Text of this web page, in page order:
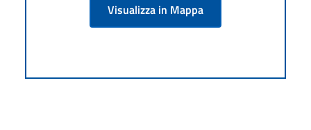
Visualizza in Mappa